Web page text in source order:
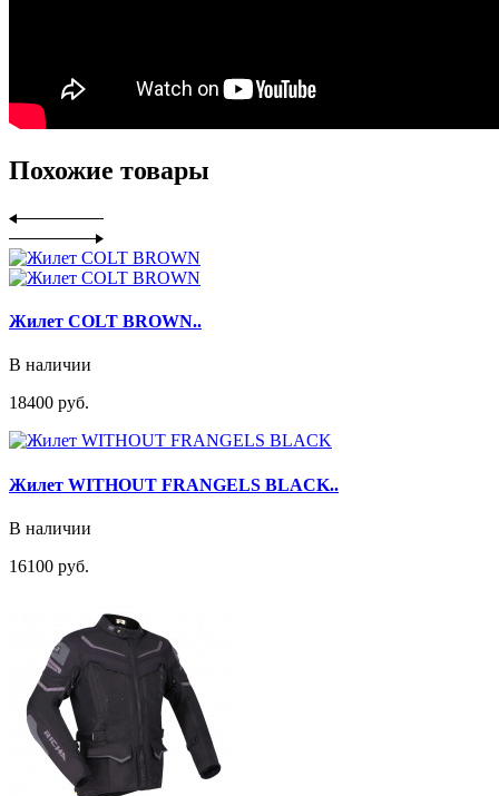
Похожие товары
Жилет COLT BROWN..
В наличии
18400 руб.
Жилет WITHOUT FRANGELS BLACK..
В наличии
16100 руб.